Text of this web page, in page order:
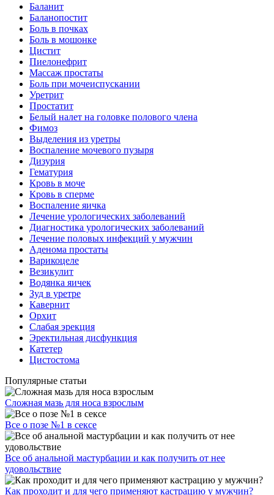
Баланит
Баланопостит
Боль в почках
Боль в мошонке
Цистит
Пиелонефрит
Массаж простаты
Боль при мочеиспускании
Уретрит
Простатит
Белый налет на головке полового члена
Фимоз
Выделения из уретры
Воспаление мочевого пузыря
Дизурия
Гематурия
Кровь в моче
Кровь в сперме
Воспаление яичка
Лечение урологических заболеваний
Диагностика урологических заболеваний
Лечение половых инфекций у мужчин
Аденома простаты
Варикоцеле
Везикулит
Водянка яичек
Зуд в уретре
Кавернит
Орхит
Слабая эрекция
Эректильная дисфункция
Катетер
Цистостома
Популярные статьи
Сложная мазь для носа взрослым
Все о позе №1 в сексе
Все об анальной мастурбации и как получить от нее
удовольствие
Как проходит и для чего применяют кастрацию у мужчин?